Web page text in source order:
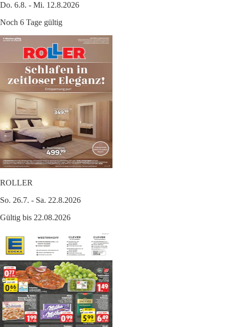
Do. 6.8. - Mi. 12.8.2026
Noch 6 Tage gültig
ROLLER
So. 26.7. - Sa. 22.8.2026
Gültig bis 22.08.2026